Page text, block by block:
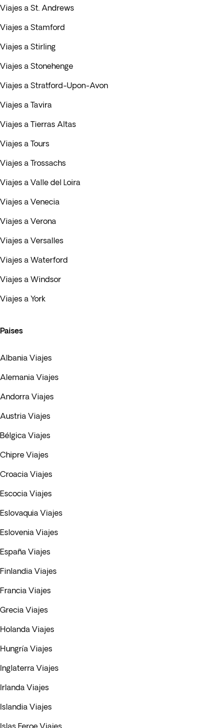
Viajes a St. Andrews
Viajes a Stamford
Viajes a Stirling
Viajes a Stonehenge
Viajes a Stratford-Upon-Avon
Viajes a Tavira
Viajes a Tierras Altas
Viajes a Tours
Viajes a Trossachs
Viajes a Valle del Loira
Viajes a Venecia
Viajes a Verona
Viajes a Versalles
Viajes a Waterford
Viajes a Windsor
Viajes a York
Paises
Albania Viajes
Alemania Viajes
Andorra Viajes
Austria Viajes
Bélgica Viajes
Chipre Viajes
Croacia Viajes
Escocia Viajes
Eslovaquia Viajes
Eslovenia Viajes
España Viajes
Finlandia Viajes
Francia Viajes
Grecia Viajes
Holanda Viajes
Hungría Viajes
Inglaterra Viajes
Irlanda Viajes
Islandia Viajes
Islas Feroe Viajes